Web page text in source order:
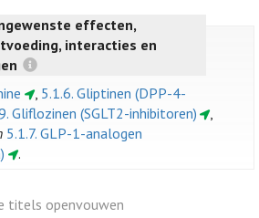
effecten,
interacties en
, 5.1.6. Gliptinen (DPP-4-
Gliflozinen (SGLT2-inhibitoren)
,
5.1.7. GLP-1-analogen
.
titels openvouwen